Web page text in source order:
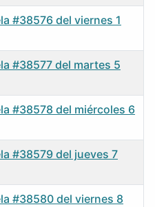
#38576 del viernes 1
#38577 del martes 5
#38578 del miércoles 6
#38579 del jueves 7
#38580 del viernes 8